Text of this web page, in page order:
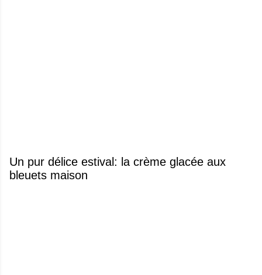
Un pur délice estival: la crème glacée aux
bleuets maison